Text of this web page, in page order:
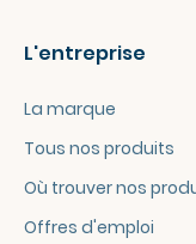
L'entreprise
La marque
Tous nos produits
Où trouver nos
Offres d'emploi